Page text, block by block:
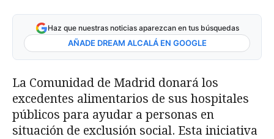
Haz que nuestras noticias aparezcan en tus búsquedas
AÑADE DREAM ALCALÁ EN GOOGLE
La Comunidad de Madrid donará los
excedentes alimentarios de sus hospitales
públicos para ayudar a personas en
situación de exclusión social. Esta iniciativa